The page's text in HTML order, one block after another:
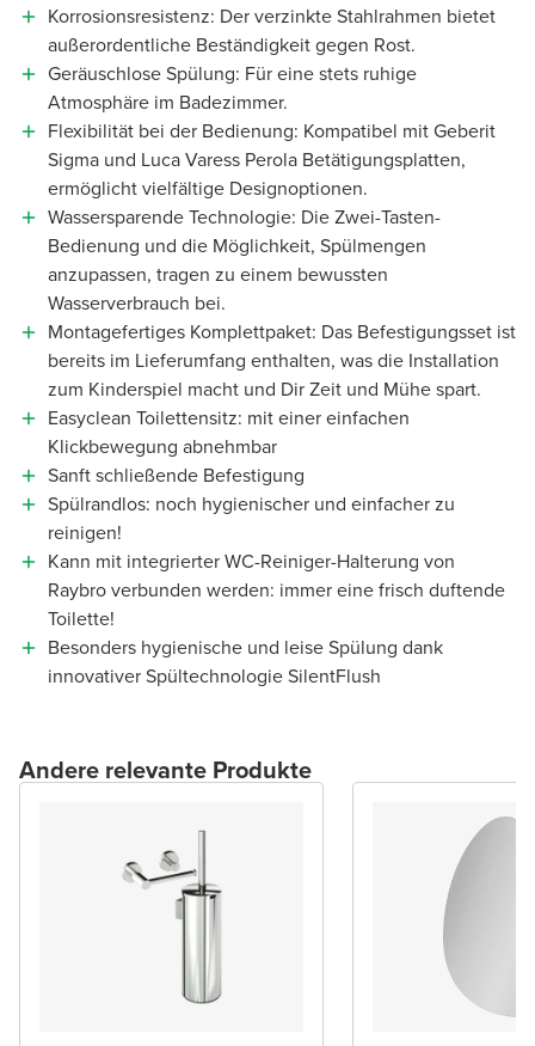
Korrosionsresistenz: Der verzinkte Stahlrahmen bietet
außerordentliche Beständigkeit gegen Rost.
Geräuschlose Spülung: Für eine stets ruhige
Atmosphäre im Badezimmer.
Flexibilität bei der Bedienung: Kompatibel mit Geberit
Sigma und Luca Varess Perola Betätigungsplatten,
ermöglicht vielfältige Designoptionen.
Wassersparende Technologie: Die Zwei-Tasten-
Bedienung und die Möglichkeit, Spülmengen
anzupassen, tragen zu einem bewussten
Wasserverbrauch bei.
Montagefertiges Komplettpaket: Das Befestigungsset ist
bereits im Lieferumfang enthalten, was die Installation
zum Kinderspiel macht und Dir Zeit und Mühe spart.
Easyclean Toilettensitz: mit einer einfachen
Klickbewegung abnehmbar
Sanft schließende Befestigung
Spülrandlos: noch hygienischer und einfacher zu
reinigen!
Kann mit integrierter WC-Reiniger-Halterung von
Raybro verbunden werden: immer eine frisch duftende
Toilette!
Besonders hygienische und leise Spülung dank
innovativer Spültechnologie SilentFlush
Andere relevante Produkte